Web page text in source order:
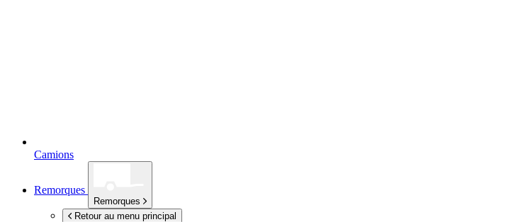
Camions
Remorques
Remorques
Retour au menu principal